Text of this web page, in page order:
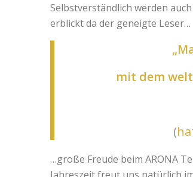
Selbstverständlich werden
erblickt da der geneigte Leser…
mit dem
(
…große Freude beim ARONA